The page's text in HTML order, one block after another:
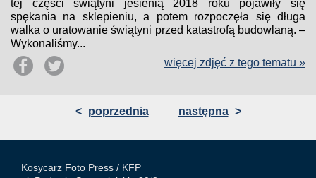
tej części świątyni jesienią 2018 roku pojawiły się
spękania na sklepieniu, a potem rozpoczęła się długa
walka o uratowanie świątyni przed katastrofą budowlaną. –
Wykonaliśmy...
więcej zdjęć z tego tematu »
< poprzednia następna >
Kosycarz Foto Press / KFP